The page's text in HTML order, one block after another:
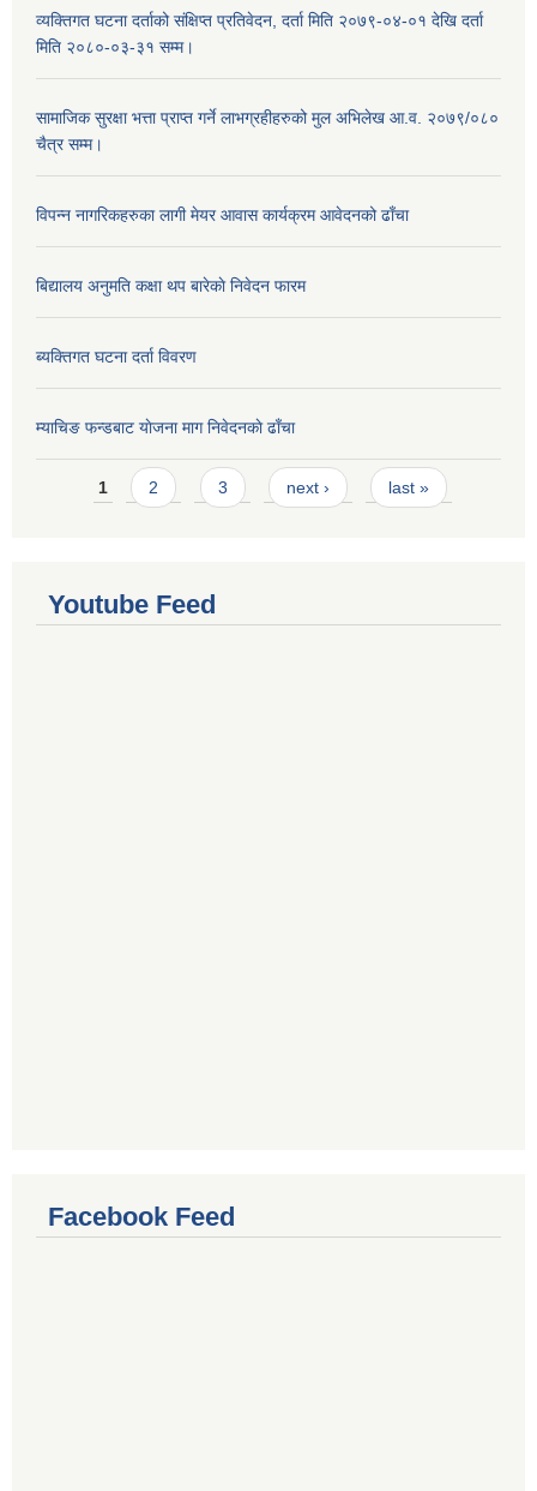
व्यक्तिगत घटना दर्ताको संक्षिप्त प्रतिवेदन, दर्ता मिति २०७९-०४-०१ देखि दर्ता
मिति २०८०-०३-३१ सम्म।
सामाजिक सुरक्षा भत्ता प्राप्त गर्ने लाभग्रहीहरुको मुल अभिलेख आ.व. २०७९/०८०
चैत्र सम्म।
विपन्न नागरिकहरुका लागी मेयर आवास कार्यक्रम आवेदनको ढाँचा
बिद्यालय अनुमति कक्षा थप बारेकाे निवेदन फारम
ब्यक्तिगत घटना दर्ता विवरण
म्याचिङ फन्डबाट याेजना माग निवेदनकाे ढाँचा
Pages
1 2 3 next › last »
Youtube Feed
Facebook Feed